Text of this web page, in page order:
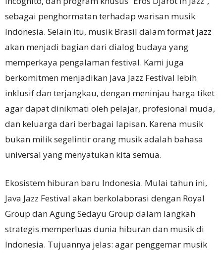
sebagai penghormatan terhadap warisan musik
Indonesia. Selain itu, musik Brasil dalam format jazz
akan menjadi bagian dari dialog budaya yang
memperkaya pengalaman festival. Kami juga
berkomitmen menjadikan Java Jazz Festival lebih
inklusif dan terjangkau, dengan meninjau harga tiket
agar dapat dinikmati oleh pelajar, profesional muda,
dan keluarga dari berbagai lapisan. Karena musik
bukan milik segelintir orang musik adalah bahasa
universal yang menyatukan kita semua.
Ekosistem hiburan baru Indonesia. Mulai tahun ini,
Java Jazz Festival akan berkolaborasi dengan Royal
Group dan Agung Sedayu Group dalam langkah
strategis memperluas dunia hiburan dan musik di
Indonesia. Tujuannya jelas: agar penggemar musik